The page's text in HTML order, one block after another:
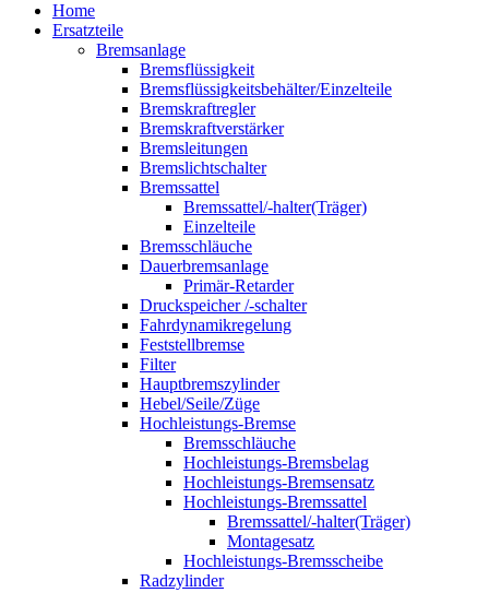
Home
Ersatzteile
Bremsanlage
Bremsflüssigkeit
Bremsflüssigkeitsbehälter/Einzelteile
Bremskraftregler
Bremskraftverstärker
Bremsleitungen
Bremslichtschalter
Bremssattel
Bremssattel/-halter(Träger)
Einzelteile
Bremsschläuche
Dauerbremsanlage
Primär-Retarder
Druckspeicher /-schalter
Fahrdynamikregelung
Feststellbremse
Filter
Hauptbremszylinder
Hebel/Seile/Züge
Hochleistungs-Bremse
Bremsschläuche
Hochleistungs-Bremsbelag
Hochleistungs-Bremsensatz
Hochleistungs-Bremssattel
Bremssattel/-halter(Träger)
Montagesatz
Hochleistungs-Bremsscheibe
Radzylinder